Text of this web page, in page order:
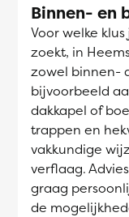
Binnen- en
Voor welke
zoekt, in
zowel binnen-
bijvoorbeeld
dakkapel of
trappen en
vakkundige
verflaag.
graag
de